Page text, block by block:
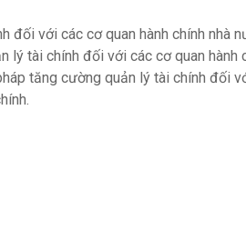
đối với các cơ quan hành chính nhà
lý tài chính đối với các cơ quan hành
tăng cường quản lý tài chính đối